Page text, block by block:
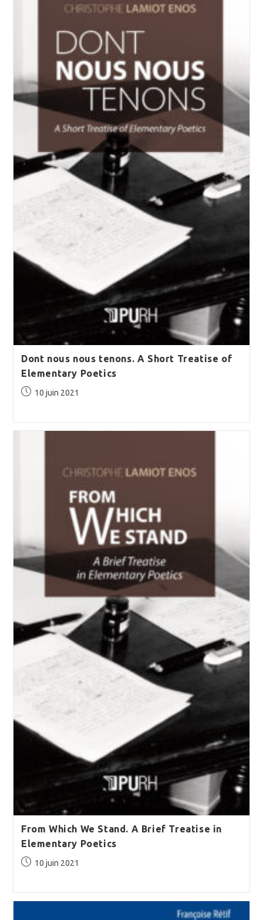
Dont nous nous tenons. A Short Treatise of
Elementary Poetics
Publication
10 juin 2021
From Which We Stand. A Brief Treatise in
Elementary Poetics
Publication
10 juin 2021